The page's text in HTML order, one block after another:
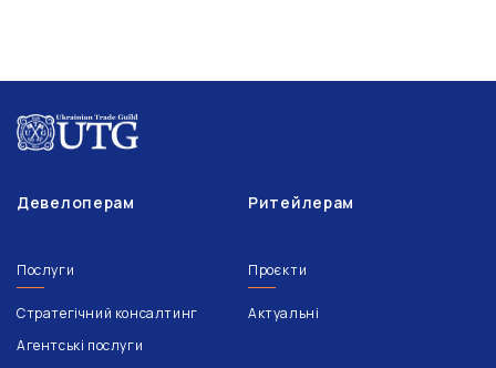
Девелоперам Ритейлерам
Послуги
Стратегічний консалтинг
Агентські послуги
Проєкти
Актуальні